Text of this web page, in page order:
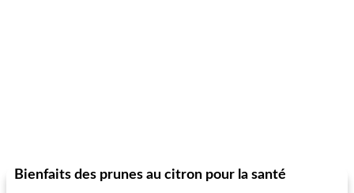
Bienfaits des prunes au citron pour la santé